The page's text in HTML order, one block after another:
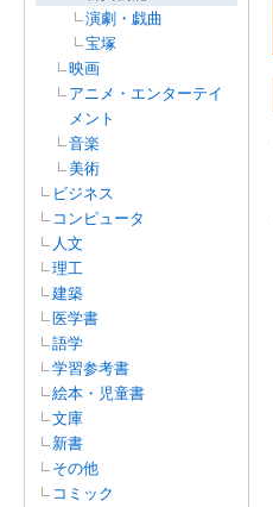
演劇・戯曲
宝塚
映画
アニメ・エンターテイ
メント
音楽
美術
ビジネス
コンピュータ
人文
理工
建築
医学書
語学
学習参考書
絵本・児童書
文庫
新書
その他
コミック